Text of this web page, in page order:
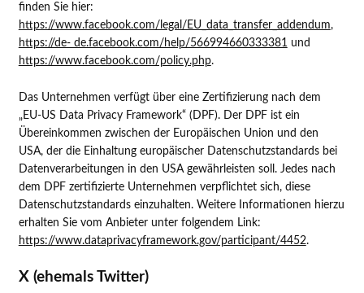
finden Sie hier:
https://www.facebook.com/legal/EU_data_transfer_addendum,
https://de- de.facebook.com/help/566994660333381
und
https://www.facebook.com/policy.php.
Das Unternehmen verfügt über eine Zertifizierung nach dem
„EU-US Data Privacy Framework“ (DPF). Der DPF ist ein
Übereinkommen zwischen der Europäischen Union und den
USA, der die Einhaltung europäischer Datenschutzstandards bei
Datenverarbeitungen in den USA gewährleisten soll. Jedes nach
dem DPF zertifizierte Unternehmen verpflichtet sich, diese
Datenschutzstandards einzuhalten. Weitere Informationen hierzu
erhalten Sie vom Anbieter unter folgendem Link:
https://www.dataprivacyframework.gov/participant/4452.
X (ehemals Twitter)